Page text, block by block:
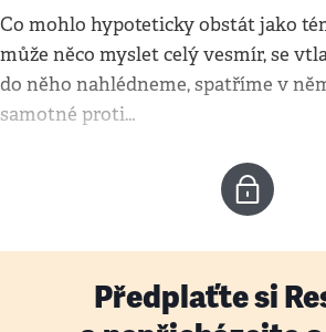
Co mohlo hypoteticky obstát jako
může něco myslet celý vesmír, se
do něho nahlédneme, spatříme v
samotné proti…
Předplaťte si